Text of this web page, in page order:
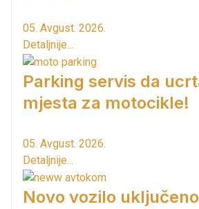
05. Avgust. 2026.
Detaljnije...
Parking servis da
mjesta za motocikle!
05. Avgust. 2026.
Detaljnije...
Novo vozilo